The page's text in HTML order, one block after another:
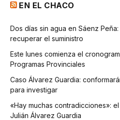
EN EL CHACO
Dos días sin agua en Sáenz
recuperar el suministro
Este lunes comienza el
Programas Provinciales
Caso Álvarez Guardia:
para investigar
«Hay muchas contradicciones»:
Julián Álvarez Guardia